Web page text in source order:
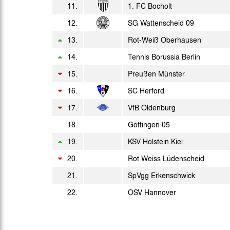
2. L.
2. L. Sa. 30.05.1981
11. 1. FC Bocholt
12. SG Wattenscheid 09
13. Rot-Weiß Oberhausen
14. Tennis Borussia Berlin
15. Preußen Münster
16. SC Herford
17. VfB Oldenburg
18. Göttingen 05
19. KSV Holstein Kiel
20. Rot Weiss Lüdenscheid
21. SpVgg Erkenschwick
22. OSV Hannover